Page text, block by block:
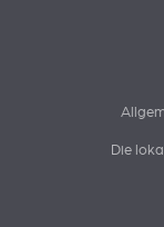
Die